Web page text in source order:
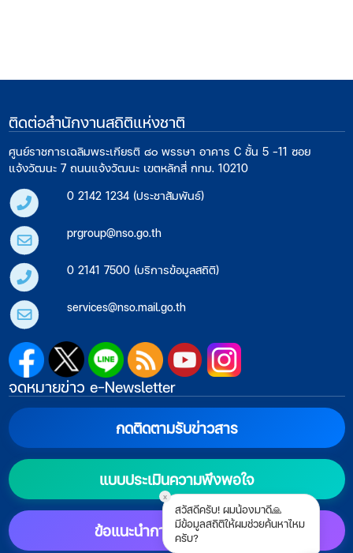
x
สวัสดีครับ! ผมน้องมาดี🙏
มีข้อมูลสถิติให้ผมช่วยค้นหาไหม
ครับ?
ติดต่อสำนักงานสถิติแห่งชาติ
ศูนย์ราชการเฉลิมพระเกียรติ ๘๐ พรรษา อาคาร C ชั้น 5 -11 ซอย
แจ้งวัฒนะ 7 ถนนแจ้งวัฒนะ เขตหลักสี่ กทม. 10210
0 2142 1234 (ประชาสัมพันธ์)
prgroup@nso.go.th
0 2141 7500 (บริการข้อมูลสถิติ)
services@nso.mail.go.th
จดหมายข่าว e-Newsletter
กดติดตามรับข่าวสาร
แบบประเมินความพึงพอใจ
ข้อแนะนำการตั้งค่าแสดงผล